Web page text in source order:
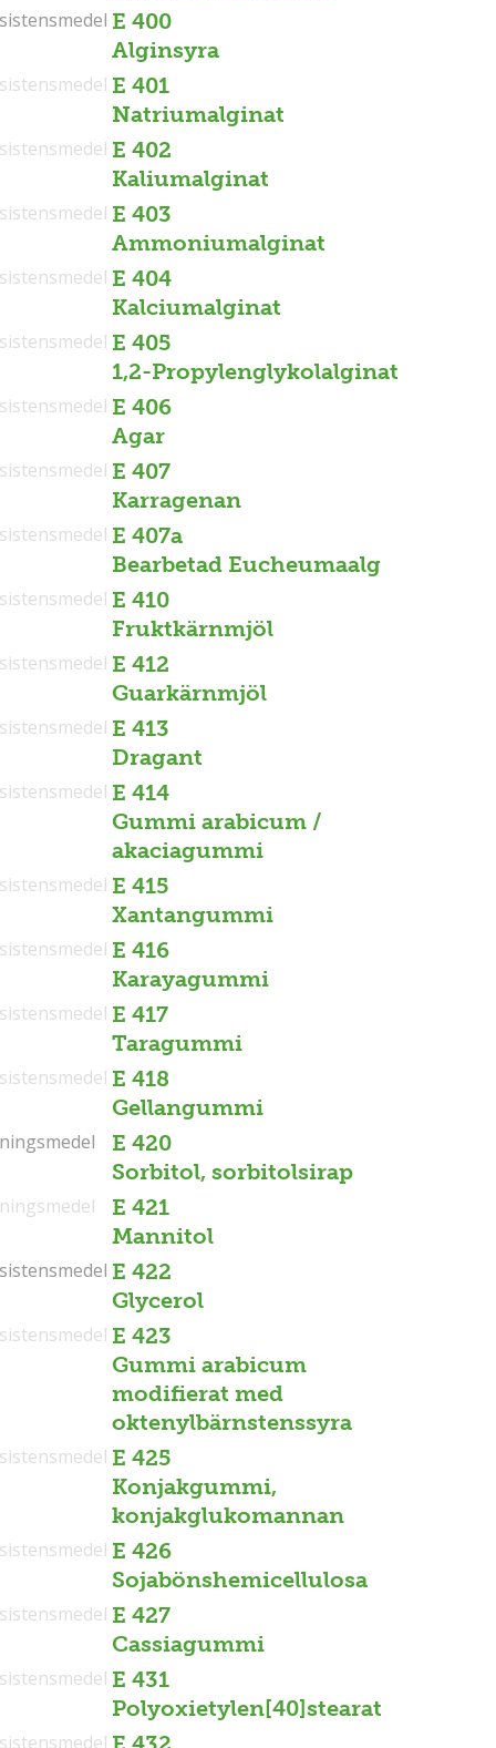
E 400
Alginsyra
E 401
Natriumalginat
E 402
Kaliumalginat
E 403
Ammoniumalginat
E 404
Kalciumalginat
E 405
1,2-Propylenglykolalginat
E 406
Agar
E 407
Karragenan
E 407a
Bearbetad Eucheumaalg
E 410
Fruktkärnmjöl
E 412
Guarkärnmjöl
E 413
Dragant
E 414
Gummi arabicum /
akaciagummi
E 415
Xantangummi
E 416
Karayagummi
E 417
Taragummi
E 418
Gellangummi
E 420
Sorbitol, sorbitolsirap
E 421
Mannitol
E 422
Glycerol
E 423
Gummi arabicum
modifierat med
oktenylbärnstenssyra
E 425
Konjakgummi,
konjakglukomannan
E 426
Sojabönshemicellulosa
E 427
Cassiagummi
E 431
Polyoxietylen[40]stearat